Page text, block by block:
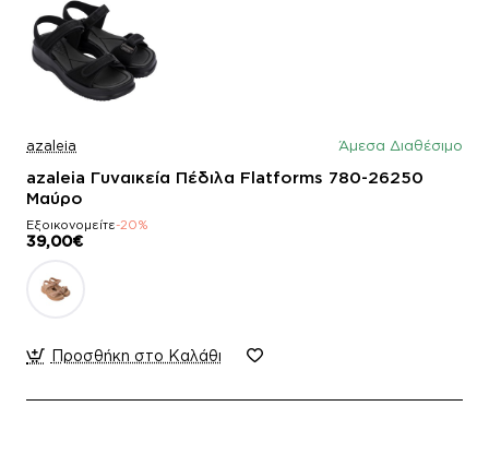
azaleia Άμεσα Διαθέσιμο
azaleia Γυναικεία Πέδιλα Flatforms 780-26250
Μαύρο
Εξοικονομείτε-20%
39,00€
Προσθήκη στο Καλάθι